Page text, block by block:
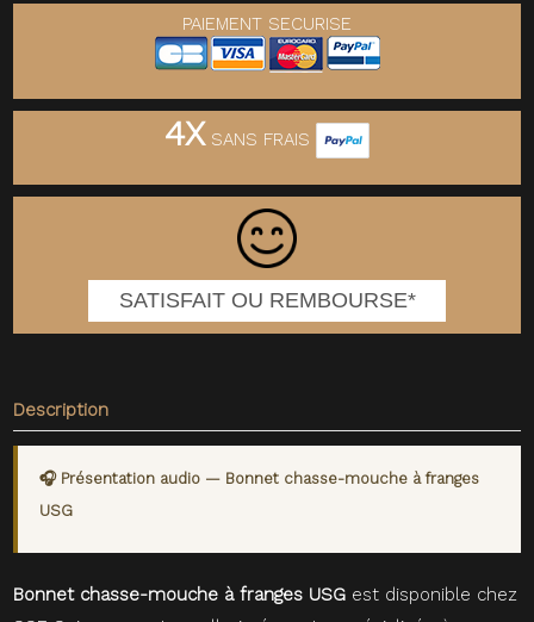
PAIEMENT SECURISE
4XSANS FRAIS
SATISFAIT OU REMBOURSE*
Description
🎧 Présentation audio — Bonnet chasse-mouche à franges
USG
Bonnet chasse-mouche à franges USG est disponible chez